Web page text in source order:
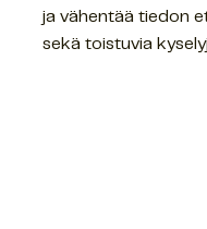
ja vähentää tiedon
sekä toistuvia